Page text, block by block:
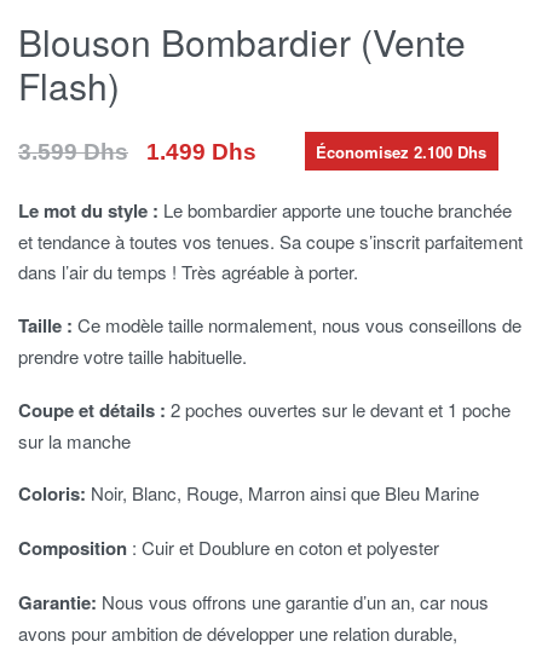
Blouson Bombardier (Vente
Flash)
3.599Dhs 1.499 Dhs Économisez 2.100 Dhs
Le mot du style : Le bombardier apporte une touche branchée
et tendance à toutes vos tenues. Sa coupe s’inscrit parfaitement
dans l’air du temps ! Très agréable à porter.
Taille : Ce modèle taille normalement, nous vous conseillons de
prendre votre taille habituelle.
Coupe et détails : 2 poches ouvertes sur le devant et 1 poche
sur la manche
Coloris: Noir, Blanc, Rouge, Marron ainsi que Bleu Marine
Composition : Cuir et Doublure en coton et polyester
Garantie: Nous vous offrons une garantie d’un an, car nous
avons pour ambition de développer une relation durable,